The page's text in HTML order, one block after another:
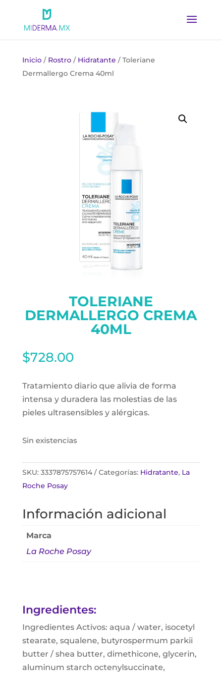
Inicio/ Rostro/ Hidratante / Toleriane
Dermallergo Crema 40ml
TOLERIANE
DERMALLERGO CREMA
40ML
$728.00
Tratamiento diario que alivia de forma
intensa y duradera las molestias de las
pieles ultrasensibles y alérgicas.
Sin existencias
SKU: 3337875757614 Categorías: Hidratante, La
Roche Posay
Información adicional
Marca
La Roche Posay
Ingredientes:
Ingredientes Activos: aqua / water, isocetyl
stearate, squalene, butyrospermum parkii
butter / shea butter, dimethicone, glycerin,
aluminum starch octenylsuccinate,